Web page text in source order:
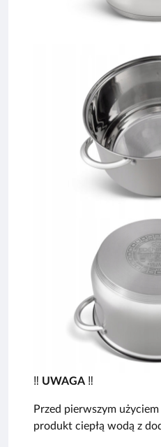
‼️ UWAGA ‼️
Przed pierwszym
produkt ciepłą wodą z